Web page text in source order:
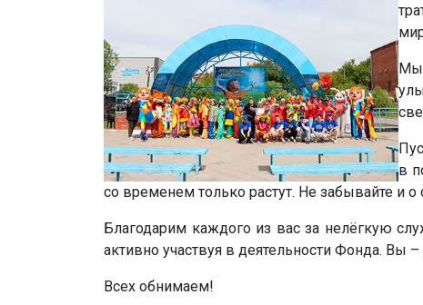
Мы
в
со временем только растут. Не забывайте и
Благодарим каждого из вас за нелёгкую
активно участвуя в деятельности Фонда. Вы
Всех обнимаем!